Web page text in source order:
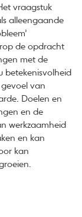
vraagstuk
alleengaande
de opdracht
met de
betekenisvolheid
van
Doelen en
en de
werkzaamheid
en kan
kan